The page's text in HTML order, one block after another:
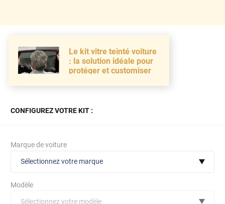
Le kit vitre teinté voiture
: la solution idéale pour
protéger et customiser
CONFIGUREZ VOTRE KIT :
Marque de voiture
Sélectionnez votre marque
Modèle
Sélectionnez votre modèle